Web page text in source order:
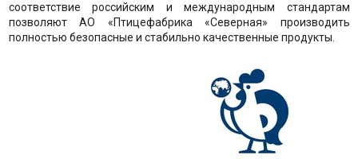
соответствие российским и международным стандартам
позволяют АО «Птицефабрика «Северная» производить
полностью безопасные и стабильно качественные продукты.